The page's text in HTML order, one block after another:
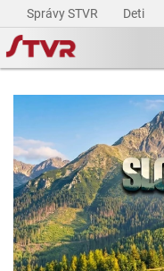
Správy STVR Deti